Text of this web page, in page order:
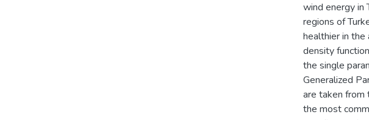
wind energy in
regions of
healthier in the
density
the single
Generalized
are taken from
the most